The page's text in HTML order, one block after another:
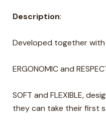
Description:
Developed together
ERGONOMIC and
SOFT and FLEXIBLE,
they can take their first